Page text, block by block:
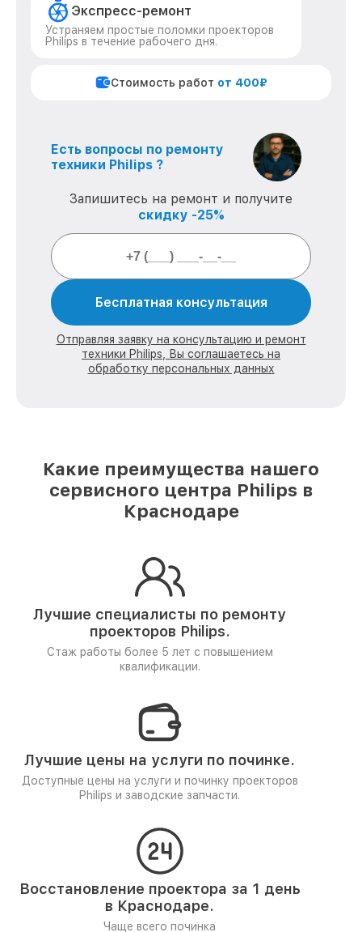
Экспресс-ремонт
Устраняем простые поломки проекторов
Philips в течение рабочего дня.
Стоимость работ от 400₽
Есть вопросы по ремонту
техники Philips ?
Запишитесь на ремонт и получите
скидку -25%
Бесплатная консультация
Отправляя заявку на консультацию и ремонт
техники Philips, Вы соглашаетесь на
обработку персональных данных
Какие преимущества нашего
сервисного центра Philips в
Краснодаре
Лучшие специалисты по ремонту
проекторов Philips.
Стаж работы более 5 лет с повышением
квалификации.
Лучшие цены на услуги по починке.
Доступные цены на услуги и починку проекторов
Philips и заводские запчасти.
Восстановление проектора за 1 день
в Краснодаре.
Чаще всего починка